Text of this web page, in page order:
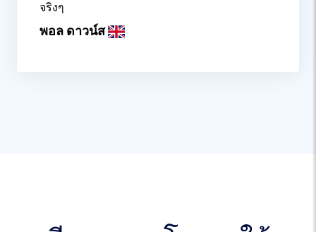
จริงๆ
พอล ดาวน์ส